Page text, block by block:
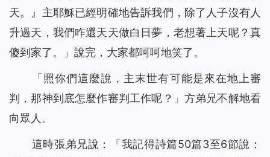
天。
』主耶穌已經明確地告訴我們，除了人子沒有人
升過天，我們咋還天天做白日夢，老想著上天呢？真
傻到家了。」說完，大家都呵呵地笑了。
「照你們這麼說，主末世有可能是來在地上審
判，那神到底怎麼作審判工作呢？」方弟兄不解地看
向眾人。
這時張弟兄說：「我記得詩篇50篇3至6節說：